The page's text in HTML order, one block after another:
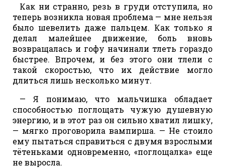
Как ни странно, резь в груди отступила, но
теперь возникла новая проблема — мне нельзя
было шевелить даже пальцем. Как только я
делал малейшее движение, боль вновь
возвращалась и гофу начинали тлеть гораздо
быстрее. Впрочем, и без этого они тлели с
такой скоростью, что их действие могло
длиться лишь несколько минут.
— Я понимаю, что мальчишка обладает
способностью поглощать чужую душевную
энергию, и в этот раз он сильно хватил лишку,
— мягко проговорила вампирша. — Не стоило
ему пытаться справиться с двумя взрослыми
тётеньками одновременно, «поглощалка» еще
не выросла.